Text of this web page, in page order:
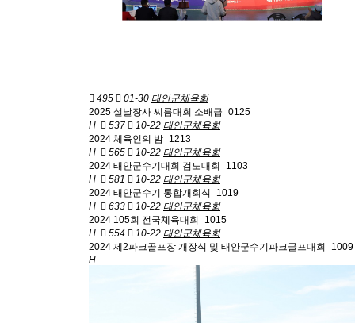
495 01-30 태안군체육회
2025 설날장사 씨름대회 소배급_0125
H
537 10-22 태안군체육회
2024 체육인의 밤_1213
H
565 10-22 태안군체육회
2024 태안군수기대회 검도대회_1103
H
581 10-22 태안군체육회
2024 태안군수기 통합개회식_1019
H
633 10-22 태안군체육회
2024 105회 전국체육대회_1015
H
554 10-22 태안군체육회
2024 제2파크골프장 개장식 및 태안군수기파크골프대회_1009
H